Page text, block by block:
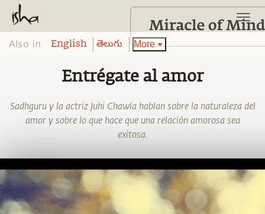
Also in: English తెలుగు More
Entrégate al amor
Sadhguru y la actriz Juhi Chawla hablan sobre la naturaleza del
amor y sobre lo que hace que una relación amorosa sea
exitosa.